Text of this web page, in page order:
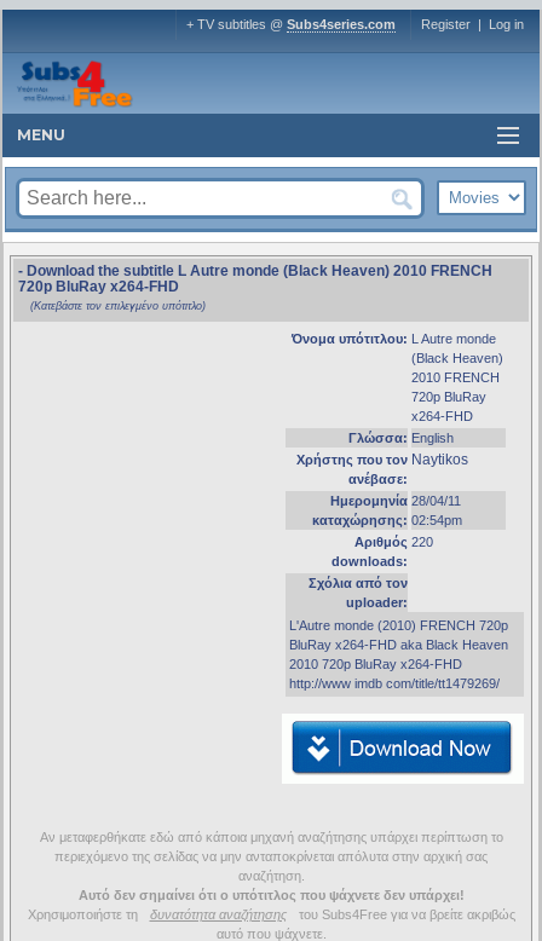
+ TV subtitles @ Subs4series.com Register | Log in
MENU
- Download the subtitle L Autre monde (Black Heaven) 2010 FRENCH
720p BluRay x264-FHD
(Κατεβάστε τον επιλεγμένο υπότιτλο)
Όνομα υπότιτλου: L Autre monde
(Black Heaven)
2010 FRENCH
720p BluRay
x264-FHD
Γλώσσα: English
Χρήστης που τον
ανέβασε:
Naytikos
Ημερομηνία
καταχώρησης:
28/04/11
02:54pm
Αριθμός
downloads:
220
Σχόλια από τον
uploader:
L'Autre monde (2010) FRENCH 720p
BluRay x264-FHD aka Black Heaven
2010 720p BluRay x264-FHD
http://www imdb com/title/tt1479269/
Αν μεταφερθήκατε εδώ από κάποια μηχανή αναζήτησης υπάρχει περίπτωση το
περιεχόμενο της σελίδας να μην ανταποκρίνεται απόλυτα στην αρχική σας
αναζήτηση.
Αυτό δεν σημαίνει ότι ο υπότιτλος που ψάχνετε δεν υπάρχει!
Χρησιμοποιήστε τη
δυνατότητα αναζήτησης
του Subs4Free για να βρείτε ακριβώς
αυτό που ψάχνετε.